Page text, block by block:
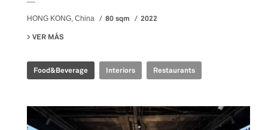
HONG KONG, China 80 sqm
2022
VER MÁS
Food&Beverage Interiors Restaurants